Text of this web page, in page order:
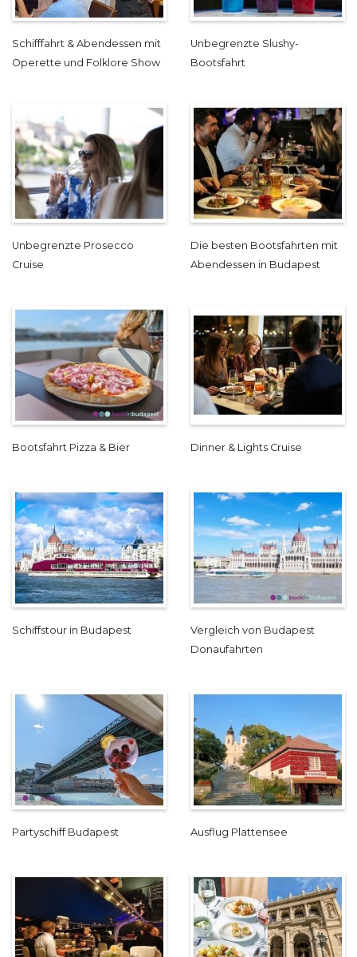
Schifffahrt & Abendessen mit
Operette und Folklore Show
Unbegrenzte Slushy-
Bootsfahrt
Unbegrenzte Prosecco
Cruise
Die besten Bootsfahrten mit
Abendessen in Budapest
Bootsfahrt Pizza & Bier Dinner & Lights Cruise
Schiffstour in Budapest
Vergleich von Budapest
Donaufahrten
Partyschiff Budapest Ausflug Plattensee